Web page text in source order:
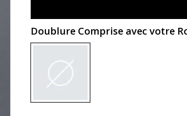
Doublure Comprise avec votre